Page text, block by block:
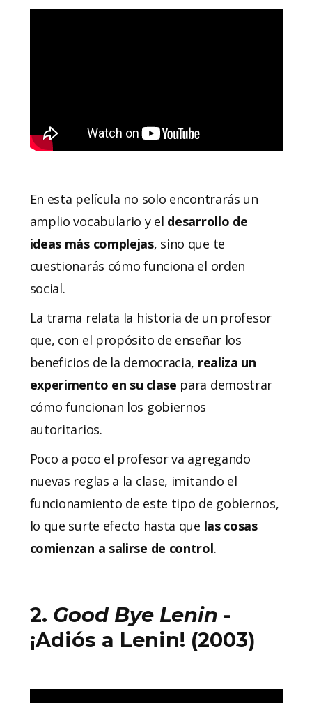
En esta película no solo encontrarás un
amplio vocabulario y el desarrollo de
ideas más complejas, sino que te
cuestionarás cómo funciona el orden
social.
La trama relata la historia de un profesor
que, con el propósito de enseñar los
beneficios de la democracia, realiza un
experimento en su clase para demostrar
cómo funcionan los gobiernos
autoritarios.
Poco a poco el profesor va agregando
nuevas reglas a la clase, imitando el
funcionamiento de este tipo de gobiernos,
lo que surte efecto hasta que las cosas
comienzan a salirse de control.
2. Good Bye Lenin -
¡Adiós a Lenin! (2003)